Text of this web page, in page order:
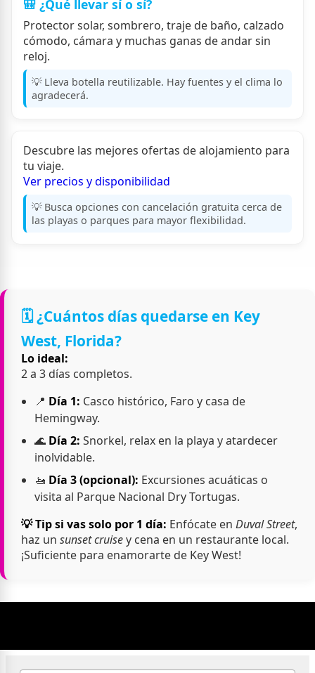
🎒 ¿Qué llevar sí o sí?
Protector solar, sombrero, traje de baño, calzado
cómodo, cámara y muchas ganas de andar sin
reloj.
💡 Lleva botella reutilizable. Hay fuentes y el clima lo
agradecerá.
Descubre las mejores ofertas de alojamiento para
tu viaje.
Ver precios y disponibilidad
💡 Busca opciones con cancelación gratuita cerca de
las playas o parques para mayor flexibilidad.
🗓️ ¿Cuántos días quedarse en Key
West, Florida?
Lo ideal:
2 a 3 días completos.
📍 Día 1: Casco histórico, Faro y casa de
Hemingway.
🌊 Día 2: Snorkel, relax en la playa y atardecer
inolvidable.
🚤 Día 3 (opcional): Excursiones acuáticas o
visita al Parque Nacional Dry Tortugas.
💡 Tip si vas solo por 1 día: Enfócate en Duval Street,
haz un sunset cruisey cena en un restaurante local.
¡Suficiente para enamorarte de Key West!